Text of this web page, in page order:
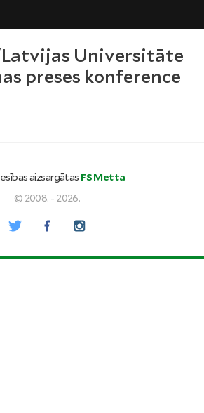
Latvijas Universitāte
preses konference
aizsargātas FS Metta
© 2008. - 2026.